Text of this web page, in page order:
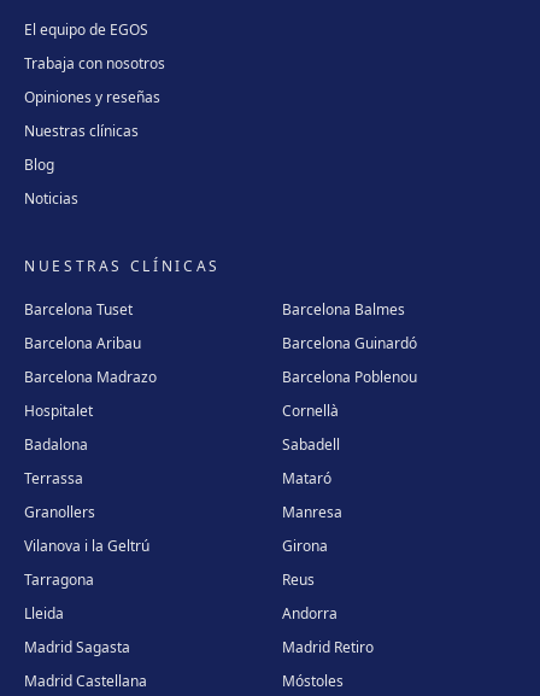
El equipo de EGOS
Trabaja con nosotros
Opiniones y reseñas
Nuestras clínicas
Blog
Noticias
NUESTRAS CLÍNICAS
Barcelona Tuset
Barcelona Balmes
Barcelona Aribau
Barcelona Guinardó
Barcelona Madrazo
Barcelona Poblenou
Hospitalet
Cornellà
Badalona
Sabadell
Terrassa
Mataró
Granollers
Manresa
Vilanova i la Geltrú
Girona
Tarragona
Reus
Lleida
Andorra
Madrid Sagasta
Madrid Retiro
Madrid Castellana
Móstoles